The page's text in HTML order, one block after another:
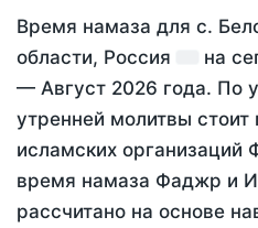
Время намаза для с.
области, Россия
на
— Август 2026 года. По
утренней молитвы
исламских организаций
время намаза Фаджр и
рассчитано на основе